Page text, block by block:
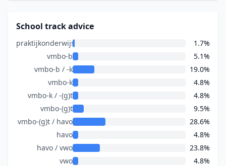
School track advice
praktijkonderwijs
1.7%
vmbo-b
5.1%
vmbo-b / -k
19.0%
vmbo-k
4.8%
vmbo-k / -(g)t
4.8%
vmbo-(g)t
9.5%
vmbo-(g)t / havo
28.6%
havo
4.8%
havo / vwo
23.8%
vwo
4.8%